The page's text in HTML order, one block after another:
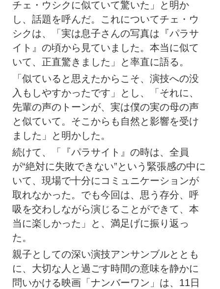
チェ・ウシクに似ていて驚いた」と明か
し、話題を呼んだ。これについてチェ・ウ
シクは、「実は息子さんの写真は『パラサ
イト』の頃から見ていました。本当に似て
いて、正直驚きました」と率直に語る。
「似ていると思えたからこそ、演技への没
入もしやすかったです」とし、「それに、
先輩の声のトーンが、実は僕の実の母の声
と似ていて。そこからも自然と影響を受け
ました」と明かした。
続けて、「『パラサイト』の時は、全員
が“絶対に失敗できない”という緊張感の中に
いて、現場で十分にコミュニケーションが
取れなかった。でも今回は、思う存分、呼
吸を交わしながら演じることができて、本
当に楽しかった」と、満足げに振り返っ
た。
親子としての深い演技アンサンブルととも
に、大切な人と過ごす時間の意味を静かに
問いかける映画「ナンバーワン」は、11日